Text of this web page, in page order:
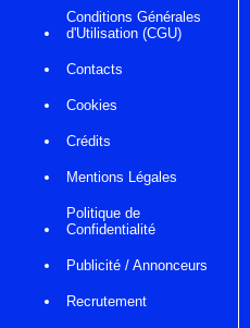
Conditions Générales
d'Utilisation (CGU)
Contacts
Cookies
Crédits
Mentions Légales
Politique de
Confidentialité
Publicité / Annonceurs
Recrutement